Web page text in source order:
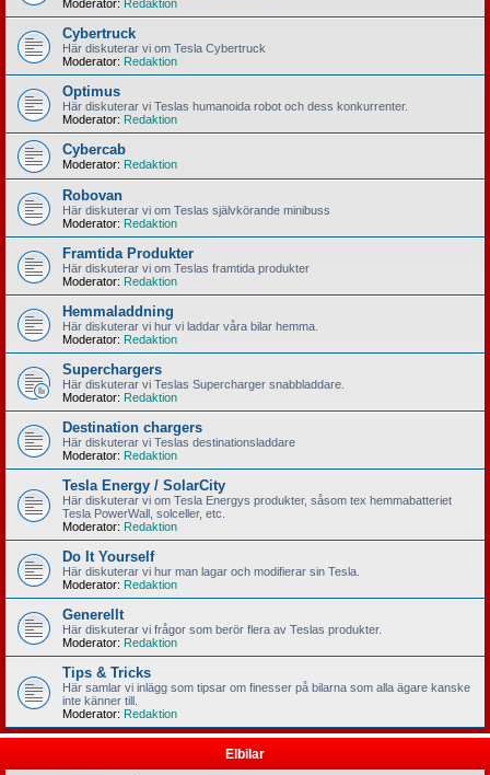
Moderator: Redaktion
Cybertruck
Här diskuterar vi om Tesla Cybertruck
Moderator: Redaktion
Optimus
Här diskuterar vi Teslas humanoida robot och dess konkurrenter.
Moderator: Redaktion
Cybercab
Moderator: Redaktion
Robovan
Här diskuterar vi om Teslas självkörande minibuss
Moderator: Redaktion
Framtida Produkter
Här diskuterar vi om Teslas framtida produkter
Moderator: Redaktion
Hemmaladdning
Här diskuterar vi hur vi laddar våra bilar hemma.
Moderator: Redaktion
Superchargers
Här diskuterar vi Teslas Supercharger snabbladdare.
Moderator: Redaktion
Destination chargers
Här diskuterar vi Teslas destinationsladdare
Moderator: Redaktion
Tesla Energy / SolarCity
Här diskuterar vi om Tesla Energys produkter, såsom tex hemmabatteriet
Tesla PowerWall, solceller, etc.
Moderator: Redaktion
Do It Yourself
Här diskuterar vi hur man lagar och modifierar sin Tesla.
Moderator: Redaktion
Generellt
Här diskuterar vi frågor som berör flera av Teslas produkter.
Moderator: Redaktion
Tips & Tricks
Här samlar vi inlägg som tipsar om finesser på bilarna som alla ägare kanske
inte känner till.
Moderator: Redaktion
Elbilar